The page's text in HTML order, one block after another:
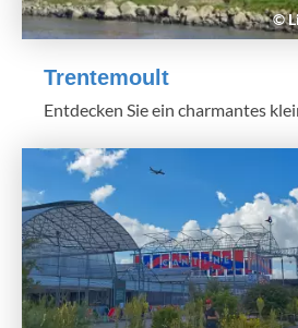
©
Trentemoult
Entdecken Sie ein charmantes